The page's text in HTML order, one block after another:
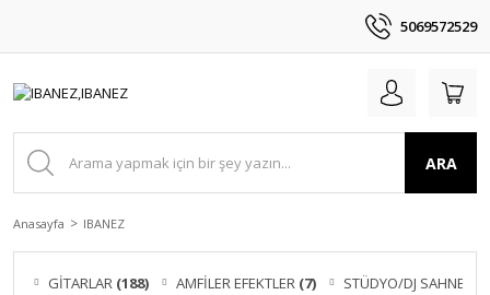
5069572529
ARA
Anasayfa IBANEZ
GİTARLAR (188) AMFİLER EFEKTLER (7) STÜDYO/DJ SAHNE